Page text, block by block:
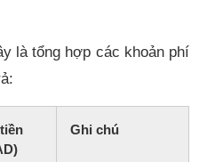
là tổng hợp các khoản phí
Ghi chú